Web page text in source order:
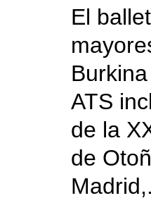
El
ATS
de la
de